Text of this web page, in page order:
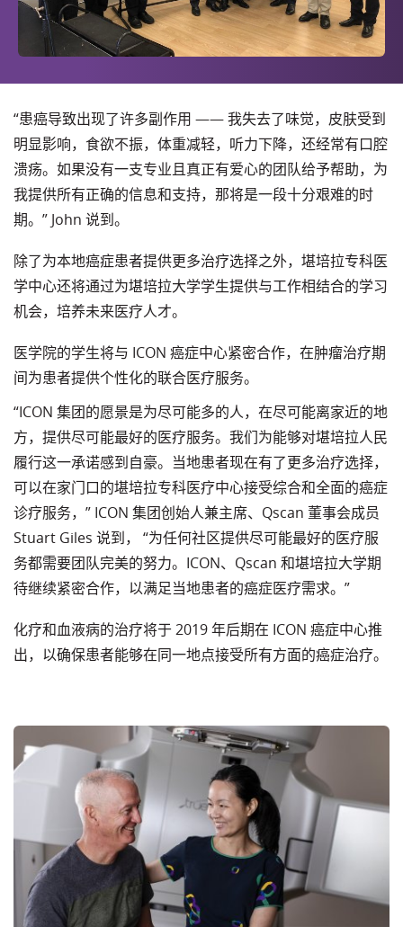
“患癌导致出现了许多副作用 —— 我失去了味觉，皮肤受到
明显影响，食欲不振，体重减轻，听力下降，还经常有口腔
溃疡。如果没有一支专业且真正有爱心的团队给予帮助，为
我提供所有正确的信息和支持，那将是一段十分艰难的时
期。” John 说到。
除了为本地癌症患者提供更多治疗选择之外，堪培拉专科医
学中心还将通过为堪培拉大学学生提供与工作相结合的学习
机会，培养未来医疗人才。
医学院的学生将与 ICON 癌症中心紧密合作，在肿瘤治疗期
间为患者提供个性化的联合医疗服务。
“ICON 集团的愿景是为尽可能多的人，在尽可能离家近的地
方，提供尽可能最好的医疗服务。我们为能够对堪培拉人民
履行这一承诺感到自豪。当地患者现在有了更多治疗选择，
可以在家门口的堪培拉专科医疗中心接受综合和全面的癌症
诊疗服务，” ICON 集团创始人兼主席、Qscan 董事会成员
Stuart Giles 说到， “为任何社区提供尽可能最好的医疗服
务都需要团队完美的努力。ICON、Qscan 和堪培拉大学期
待继续紧密合作，以满足当地患者的癌症医疗需求。”
化疗和血液病的治疗将于 2019 年后期在 ICON 癌症中心推
出，以确保患者能够在同一地点接受所有方面的癌症治疗。